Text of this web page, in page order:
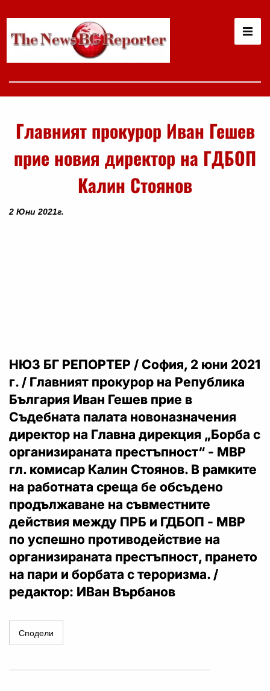
Главният прокурор Иван Гешев
прие новия директор на ГДБОП
Калин Стоянов
2 Юни 2021г.
НЮЗ БГ РЕПОРТЕР / София, 2 юни 2021
г. / Главният прокурор на Република
България Иван Гешев прие в
Съдебната палата новоназначения
директор на Главна дирекция „Борба с
организираната престъпност“ - МВР
гл. комисар Калин Стоянов. В рамките
на работната среща бе обсъдено
продължаване на съвместните
действия между ПРБ и ГДБОП - МВР
по успешно противодействие на
организираната престъпност, прането
на пари и борбата с тероризма. /
редактор: ИВан Върбанов
Сподели